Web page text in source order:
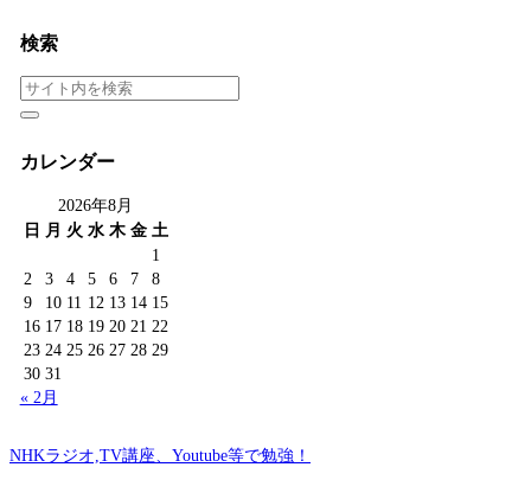
検索
カレンダー
2026年8月
日
月 火 水 木 金 土
1
2
3 4 5 6 7
8
9
10 11 12 13 14 15
16 17 18 19 20 21 22
23 24 25 26 27 28 29
30 31
« 2月
NHKラジオ,TV講座、Youtube等で勉強！